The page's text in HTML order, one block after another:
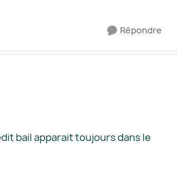
Répondre
bail apparait toujours dans le